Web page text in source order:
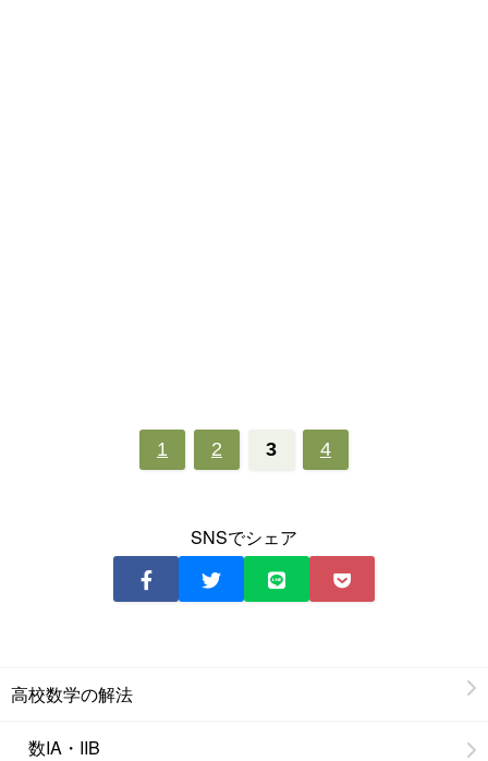
1 2 3 4
SNSでシェア
高校数学の解法
数IA・IIB